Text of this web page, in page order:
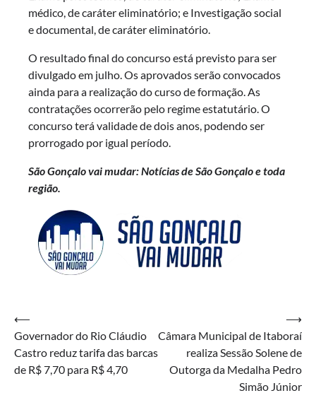
médico, de caráter eliminatório; e Investigação social
e documental, de caráter eliminatório.
O resultado final do concurso está previsto para ser
divulgado em julho. Os aprovados serão convocados
ainda para a realização do curso de formação. As
contratações ocorrerão pelo regime estatutário. O
concurso terá validade de dois anos, podendo ser
prorrogado por igual período.
São Gonçalo vai mudar: Notícias de São Gonçalo e toda
região.
Navegação
de
Post
⟵
Governador do Rio Cláudio
Castro reduz tarifa das barcas
de R$ 7,70 para R$ 4,70
Câmara Municipal de Itaboraí
realiza Sessão Solene de
Outorga da Medalha Pedro
Simão Júnior
⟶